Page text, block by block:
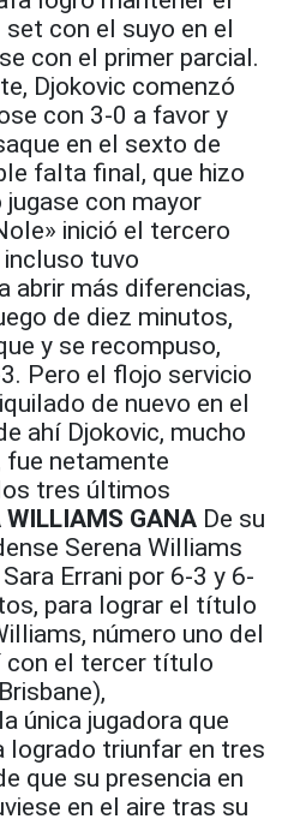
con el suyo en el
con el primer parcial.
Djokovic comenzó
con 3-0 a favor y
en el sexto de
falta final, que hizo
con mayor
inició el tercero
tuvo
abrir más diferencias,
de diez minutos,
y se recompuso,
Pero el flojo servicio
de nuevo en el
ahí Djokovic, mucho
netamente
tres últimos
WILLIAMS GANA De su
Serena Williams
Errani por 6-3 y 6-
para lograr el título
número uno del
con el tercer título
única jugadora que
logrado triunfar en tres
que su presencia en
en el aire tras su